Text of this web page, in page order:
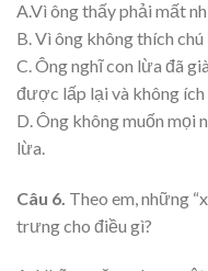
A.Vì ông thấy phải mất
B. Vì ông không thích chú
C. Ông nghĩ con lừa đã
được lấp lại và không
D. Ông không muốn mọi
lừa.
Câu 6. Theo em, những
trưng cho điều gì?